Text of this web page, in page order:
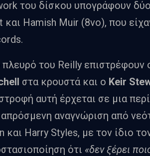
του δίσκου υπογράφουν
και Hamish Muir (8vo), που
πλευρό του Reilly επιστρέφουν
στα κρουστά και ο Keir
αυτή έρχεται σε μια
απρόσμενη αναγνώριση από
και Harry Styles, με τον ίδιο
ότι «δεν ξέρει